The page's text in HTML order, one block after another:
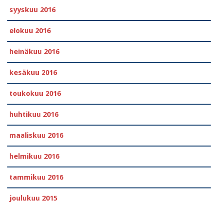
syyskuu 2016
elokuu 2016
heinäkuu 2016
kesäkuu 2016
toukokuu 2016
huhtikuu 2016
maaliskuu 2016
helmikuu 2016
tammikuu 2016
joulukuu 2015